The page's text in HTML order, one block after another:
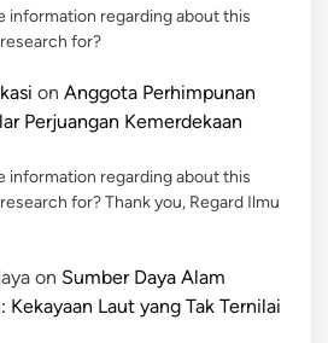
information regarding about this
for?
on Anggota Perhimpunan
Perjuangan Kemerdekaan
information regarding about this
for? Thank you, Regard Ilmu
on Sumber Daya Alam
Kekayaan Laut yang Tak Ternilai